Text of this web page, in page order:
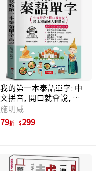
我的第一本泰語單字: 中
文拼音, 開口就會說, 馬
上和泰國人聊得來 (附線
上MP3)
施明威
79折 299